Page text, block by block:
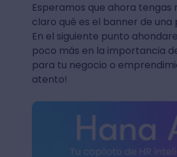
Esperamos que ahora tengas
claro qué es el banner de una
En el siguiente punto
poco más en la importancia
para tu negocio o
atento!